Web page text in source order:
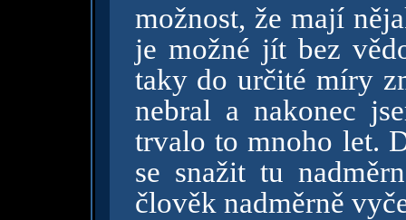
možnost, že mají
je možné jít bez
taky do určité míry
nebral a nakonec
trvalo to mnoho let.
se snažit tu
člověk nadměrně